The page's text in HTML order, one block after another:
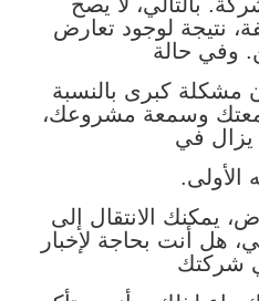
نتيجة لوجود تعارض
وفي حالة
مشكلة كبرى بالنسبة
وسمعة مشروعك،
يزال في
الأولى.
يمكنك الانتقال إلى
هل أنت بحاجة لإخبار
شركتك